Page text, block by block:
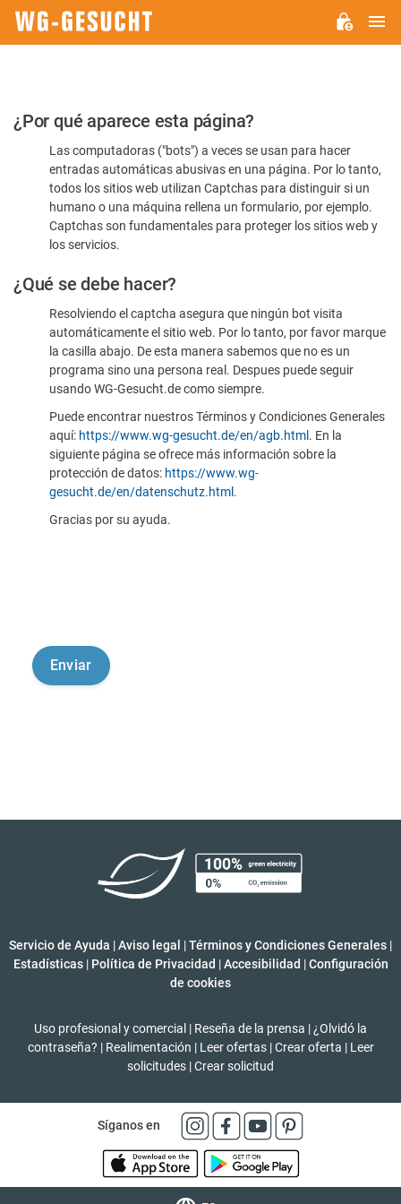
Por
favor,
confirme
humano
¿Por qué aparece esta página?
Las computadoras ("bots") a veces se usan para hacer
entradas automáticas abusivas en una página. Por lo tanto,
todos los sitios web utilizan Captchas para distinguir si un
humano o una máquina rellena un formulario, por ejemplo.
Captchas son fundamentales para proteger los sitios web y
los servicios.
¿Qué se debe hacer?
Resolviendo el captcha asegura que ningún bot visita
automáticamente el sitio web. Por lo tanto, por favor marque
la casilla abajo. De esta manera sabemos que no es un
programa sino una persona real. Despues puede seguir
usando WG-Gesucht.de como siempre.
Puede encontrar nuestros Términos y Condiciones Generales
aquí: https://www.wg-gesucht.de/en/agb.html . En la
siguiente página se ofrece más información sobre la
protección de datos: https://www.wg-
gesucht.de/en/datenschutz.html .
Gracias por su ayuda.
Servicio de Ayuda |Aviso legal |Términos y Condiciones Generales |
Estadísticas | Política de Privacidad | Accesibilidad | Configuración
de cookies
Uso profesional y comercial | Reseña de la prensa | ¿Olvidó la
contraseña? | Realimentación | Leer ofertas | Crear oferta | Leer
solicitudes |Crear solicitud
Síganos en